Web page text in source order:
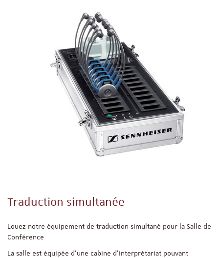
Traduction simultanée
Louez notre équipement de traduction simultané pour la Salle de
Conférence
La salle est équipée d’une cabine d’interprétariat pouvant